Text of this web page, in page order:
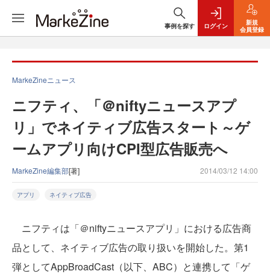
事例を探す ログイン
新規
会員登録
MarkeZineニュース
ニフティ、「＠niftyニュースアプ
リ」でネイティブ広告スタート～ゲ
ームアプリ向けCPI型広告販売へ
MarkeZine編集部[著] 2014/03/12 14:00
アプリ ネイティブ広告
ニフティは「＠niftyニュースアプリ」における広告商
品として、ネイティブ広告の取り扱いを開始した。第1
弾としてAppBroadCast（以下、ABC）と連携して「ゲ